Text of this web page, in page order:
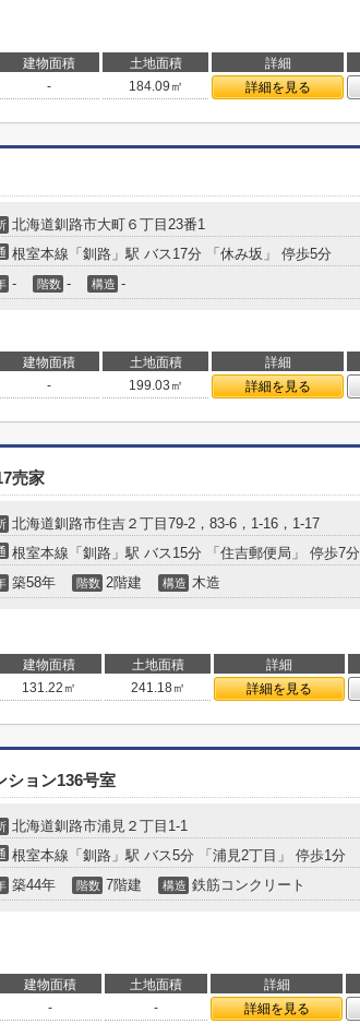
建物面積 土地面積 詳細
- 184.09㎡ 詳細を見る
北海道釧路市大町 ６丁目23番1
根室本線 「 釧路 」駅 バス17分 「休み坂」 停歩5分
- 階数 - 構造 -
建物面積 土地面積 詳細
- 199.03㎡ 詳細を見る
売家
北海道釧路市住吉 ２丁目79-2，83-6，1-16，1-17
根室本線 「 釧路 」駅 バス15分 「住吉郵便局」 停歩7分
築58年 階数 2階建 構造 木造
建物面積 土地面積 詳細
131.22㎡ 241.18㎡ 詳細を見る
ション136号室
北海道釧路市浦見 ２丁目1-1
根室本線 「 釧路 」駅 バス5分 「浦見2丁目」 停歩1分
築44年 階数 7階建 構造 鉄筋コンクリート
建物面積 土地面積 詳細
- - 詳細を見る